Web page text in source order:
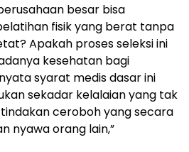
besar bisa
fisik yang berat tanpa
Apakah proses seleksi ini
kesehatan bagi
syarat medis dasar ini
sekadar kelalaian yang tak
ceroboh yang secara
nyawa orang lain,”